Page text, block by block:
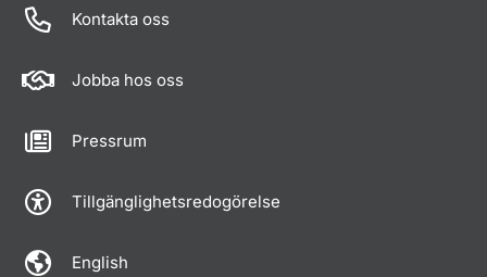
Kontakta oss
Jobba hos oss
Pressrum
Tillgänglighetsredogörelse
English